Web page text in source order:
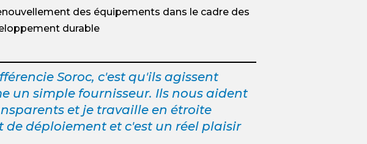
des équipements dans le cadre des
durable
Soroc, c'est qu'ils agissent
un simple fournisseur. Ils nous aident
et je travaille en étroite
déploiement et c'est un réel plaisir